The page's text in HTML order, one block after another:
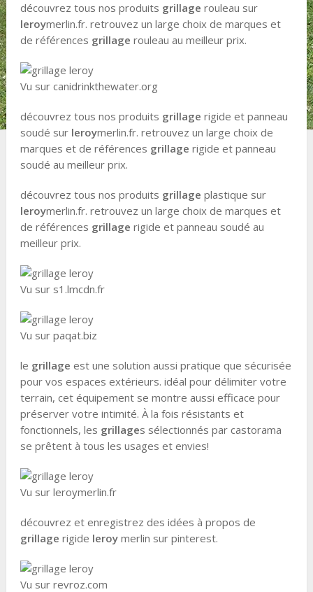
découvrez tous nos produits grillage rouleau sur
leroymerlin.fr. retrouvez un large choix de marques et
de références grillage rouleau au meilleur prix.
Vu sur canidrinkthewater.org
découvrez tous nos produits grillage rigide et panneau
soudé sur leroymerlin.fr. retrouvez un large choix de
marques et de références grillage rigide et panneau
soudé au meilleur prix.
découvrez tous nos produits grillage plastique sur
leroymerlin.fr. retrouvez un large choix de marques et
de références grillage rigide et panneau soudé au
meilleur prix.
Vu sur s1.lmcdn.fr
Vu sur paqat.biz
le grillage est une solution aussi pratique que sécurisée
pour vos espaces extérieurs. idéal pour délimiter votre
terrain, cet équipement se montre aussi efficace pour
préserver votre intimité. À la fois résistants et
fonctionnels, les grillages sélectionnés par castorama
se prêtent à tous les usages et envies!
Vu sur leroymerlin.fr
découvrez et enregistrez des idées à propos de
grillage rigide leroymerlin sur pinterest.
Vu sur revroz.com